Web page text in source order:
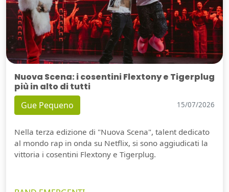
Nuova Scena: i cosentini Flextony e Tigerplug
più in alto di tutti
Gue Pequeno 15/07/2026
Nella terza edizione di "Nuova Scena", talent dedicato
al mondo rap in onda su Netflix, si sono aggiudicati la
vittoria i cosentini Flextony e Tigerplug.